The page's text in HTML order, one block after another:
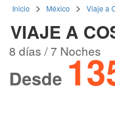
Inicio > México > Viaje a
VIAJE A
8 días / 7 Noches
Desde